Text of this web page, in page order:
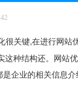
很关键,在进行网
种结构还。网站
企业的相关信息